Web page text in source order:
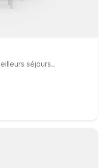
séjours..